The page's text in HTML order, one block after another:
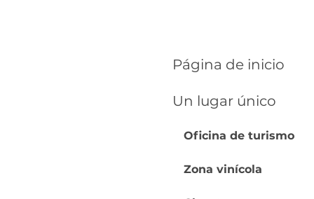
Página de inicio
Un lugar único
Oficina de turismo
Zona vinícola